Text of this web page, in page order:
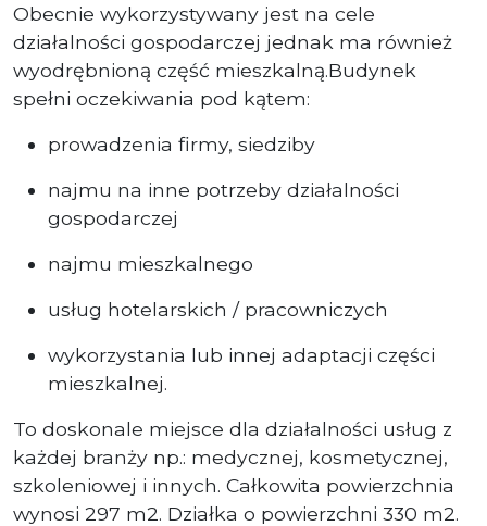
Obecnie wykorzystywany jest na cele
działalności gospodarczej jednak ma również
wyodrębnioną część mieszkalną.Budynek
spełni oczekiwania pod kątem:
prowadzenia firmy, siedziby
najmu na inne potrzeby działalności
gospodarczej
najmu mieszkalnego
usług hotelarskich / pracowniczych
wykorzystania lub innej adaptacji części
mieszkalnej.
To doskonale miejsce dla działalności usług z
każdej branży np.: medycznej, kosmetycznej,
szkoleniowej i innych. Całkowita powierzchnia
wynosi 297 m2. Działka o powierzchni 330 m2.